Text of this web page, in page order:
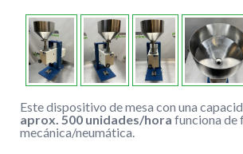
Este dispositivo de mesa con una
aprox. 500 unidades/hora funciona de
mecánica/neumática.